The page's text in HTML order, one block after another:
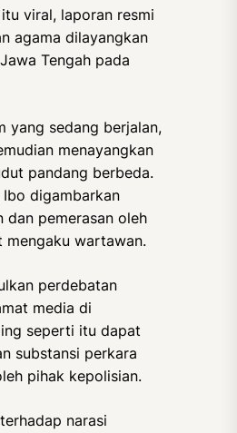
viral, laporan resmi
agama dilayangkan
Tengah pada
yang sedang berjalan,
menayangkan
pandang berbeda.
digambarkan
dan pemerasan oleh
mengaku wartawan.
perdebatan
media di
seperti itu dapat
substansi perkara
pihak kepolisian.
narasi